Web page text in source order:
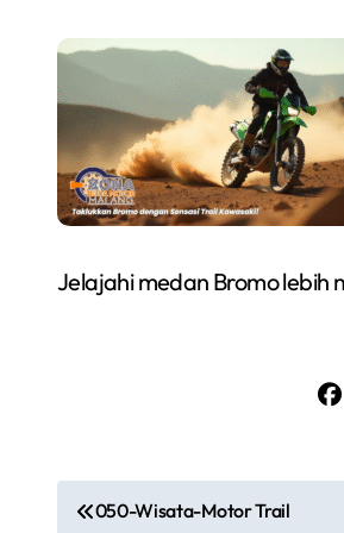
Jelajahi medan Bromo
050-Wisata-Motor Trail